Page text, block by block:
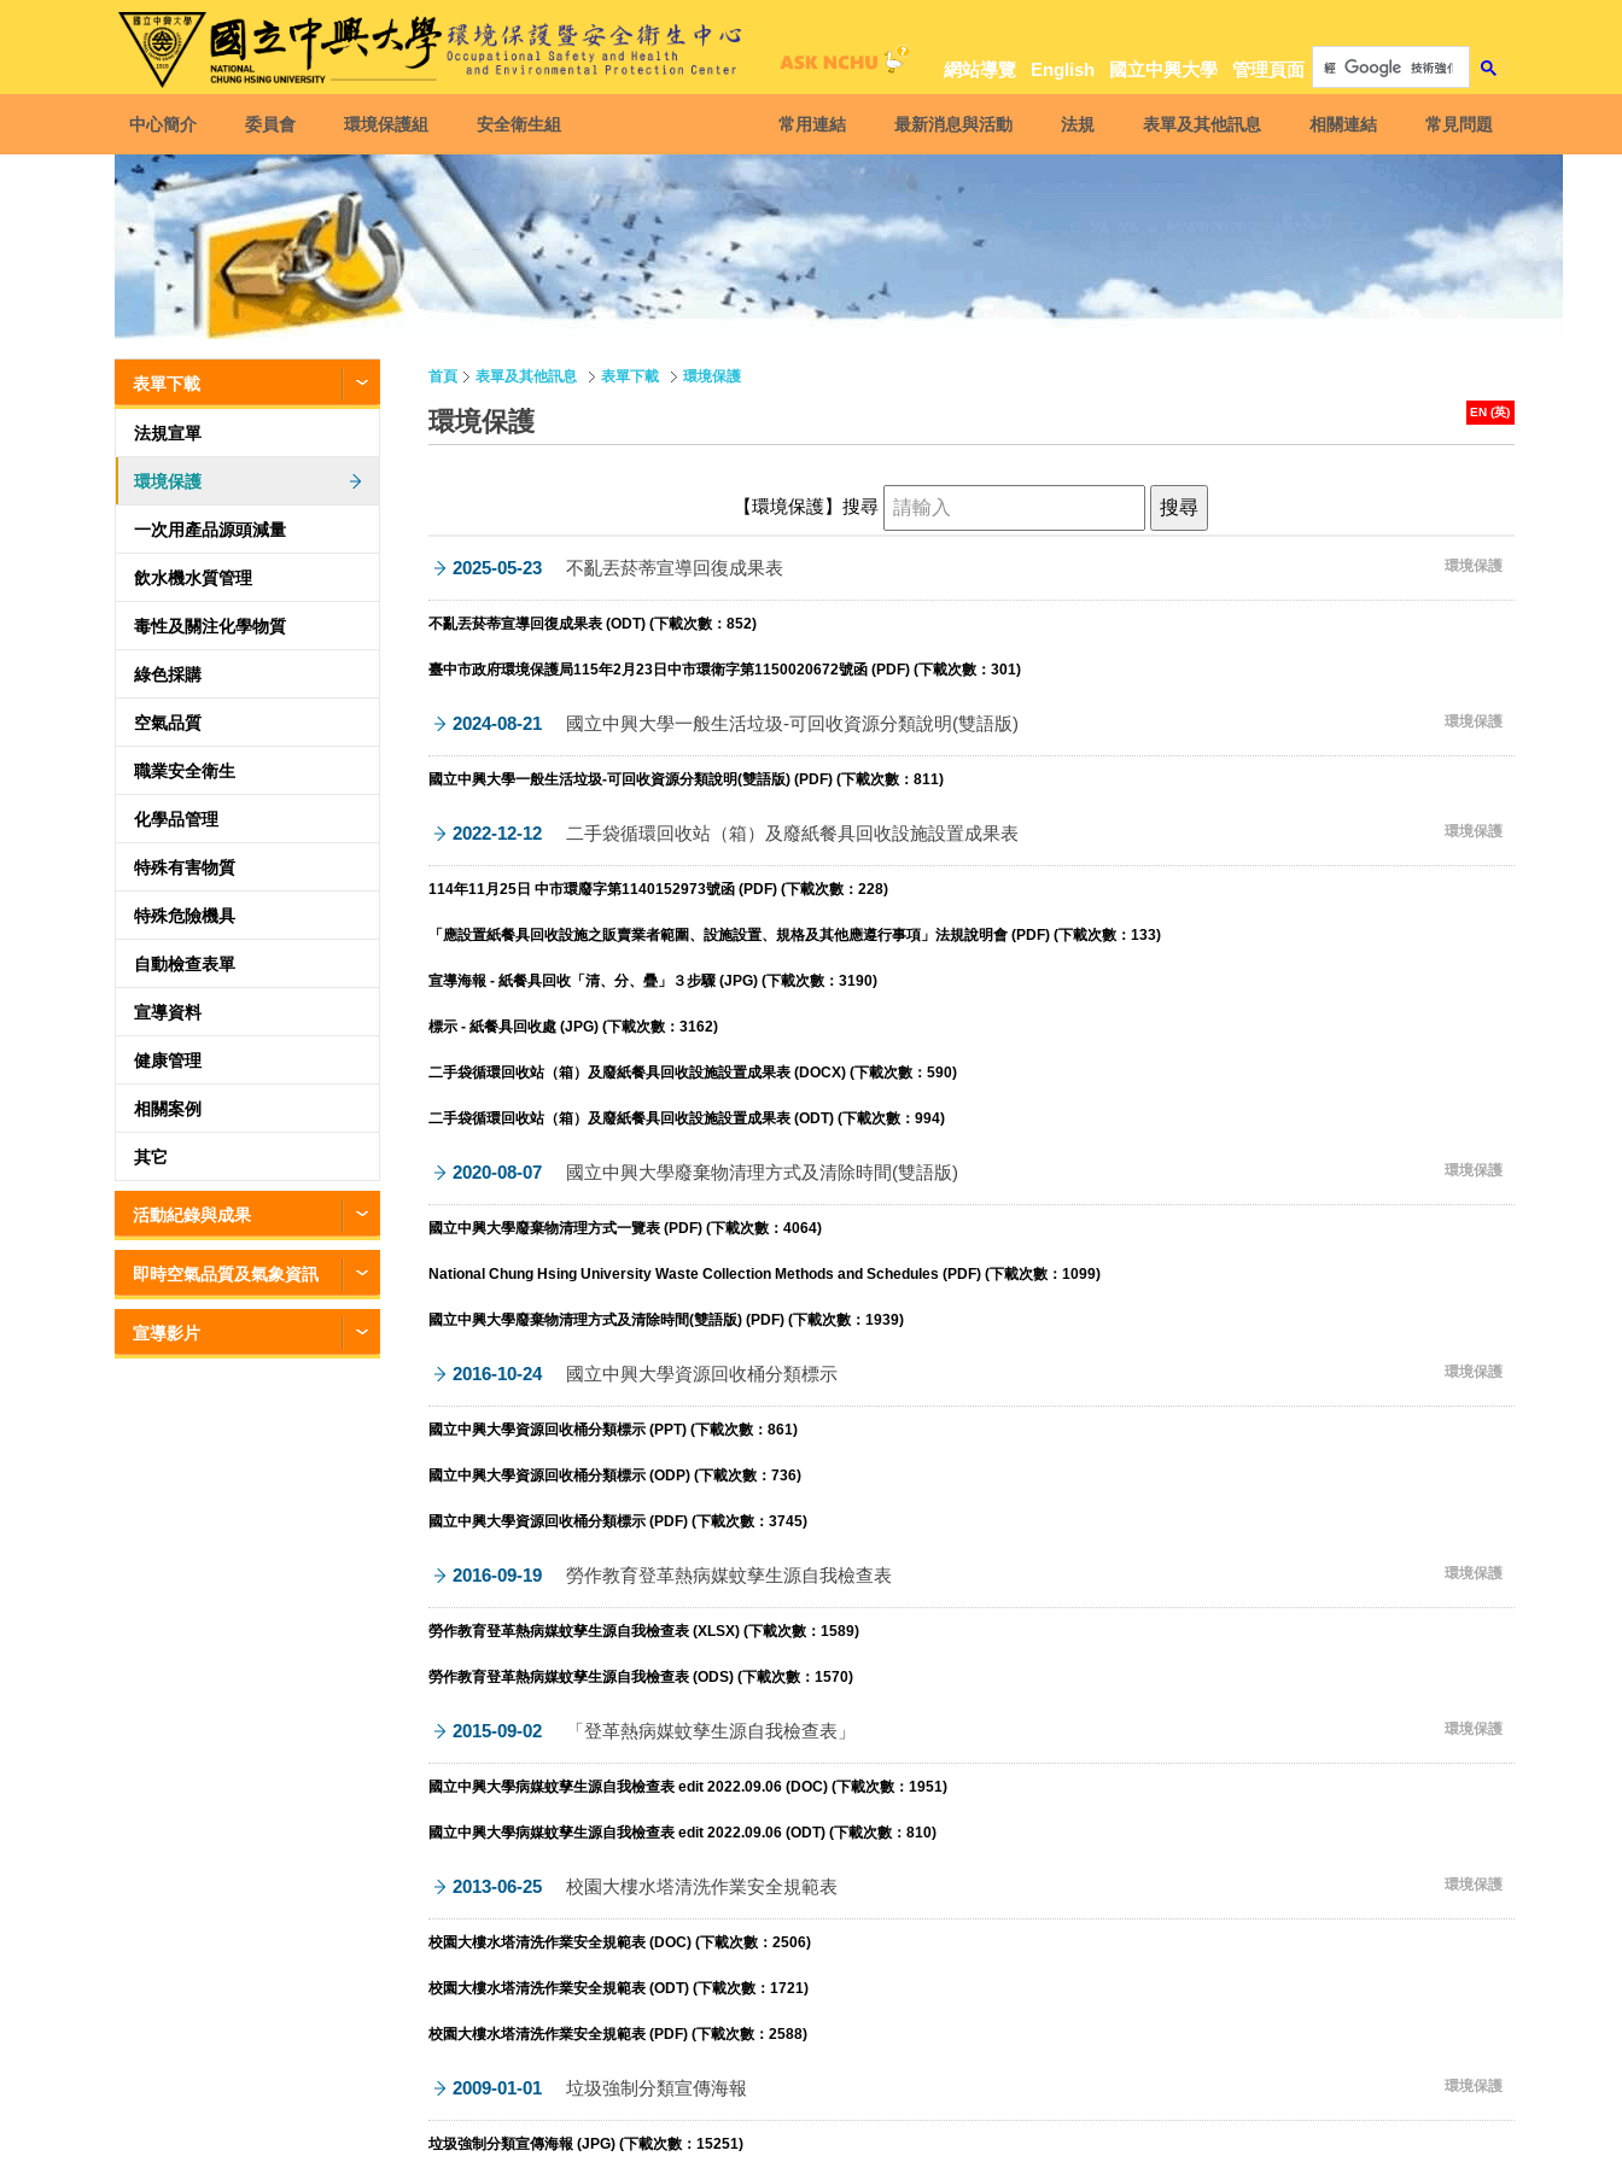
網站導覽 English 國立中興大學 管理頁面
中心簡介 委員會 環境保護組 安全衛生組 常用連結 最新消息與活動 法規 表單及其他訊息 相關連結 常見問題
表單下載
法規宣單
環境保護
一次用產品源頭減量
飲水機水質管理
毒性及關注化學物質
綠色採購
空氣品質
職業安全衛生
化學品管理
特殊有害物質
特殊危險機具
自動檢查表單
宣導資料
健康管理
相關案例
其它
活動紀錄與成果
即時空氣品質及氣象資訊
宣導影片
首頁 表單及其他訊息 表單下載 環境保護
EN (英)
環境保護
【環境保護】 搜尋
2025-05-23 不亂丟菸蒂宣導回復成果表 環境保護
不亂丟菸蒂宣導回復成果表 (ODT) (下載次數：852)
臺中市政府環境保護局115年2月23日中市環衛字第1150020672號函 (PDF) (下載次數：301)
2024-08-21 國立中興大學一般生活垃圾-可回收資源分類說明(雙語版) 環境保護
國立中興大學一般生活垃圾-可回收資源分類說明(雙語版) (PDF) (下載次數：811)
2022-12-12 二手袋循環回收站（箱）及廢紙餐具回收設施設置成果表 環境保護
114年11月25日 中市環廢字第1140152973號函 (PDF) (下載次數：228)
「應設置紙餐具回收設施之販賣業者範圍、設施設置、規格及其他應遵行事項」法規說明會 (PDF) (下載次數：133)
宣導海報 - 紙餐具回收「清、分、疊」３步驟 (JPG) (下載次數：3190)
標示 - 紙餐具回收處 (JPG) (下載次數：3162)
二手袋循環回收站（箱）及廢紙餐具回收設施設置成果表 (DOCX) (下載次數：590)
二手袋循環回收站（箱）及廢紙餐具回收設施設置成果表 (ODT) (下載次數：994)
2020-08-07 國立中興大學廢棄物清理方式及清除時間(雙語版) 環境保護
國立中興大學廢棄物清理方式一覽表 (PDF) (下載次數：4064)
National Chung Hsing University Waste Collection Methods and Schedules (PDF) (下載次數：1099)
國立中興大學廢棄物清理方式及清除時間(雙語版) (PDF) (下載次數：1939)
2016-10-24 國立中興大學資源回收桶分類標示 環境保護
國立中興大學資源回收桶分類標示 (PPT) (下載次數：861)
國立中興大學資源回收桶分類標示 (ODP) (下載次數：736)
國立中興大學資源回收桶分類標示 (PDF) (下載次數：3745)
2016-09-19 勞作教育登革熱病媒蚊孳生源自我檢查表 環境保護
勞作教育登革熱病媒蚊孳生源自我檢查表 (XLSX) (下載次數：1589)
勞作教育登革熱病媒蚊孳生源自我檢查表 (ODS) (下載次數：1570)
2015-09-02 「登革熱病媒蚊孳生源自我檢查表」 環境保護
國立中興大學病媒蚊孳生源自我檢查表 edit 2022.09.06 (DOC) (下載次數：1951)
國立中興大學病媒蚊孳生源自我檢查表 edit 2022.09.06 (ODT) (下載次數：810)
2013-06-25 校園大樓水塔清洗作業安全規範表 環境保護
校園大樓水塔清洗作業安全規範表 (DOC) (下載次數：2506)
校園大樓水塔清洗作業安全規範表 (ODT) (下載次數：1721)
校園大樓水塔清洗作業安全規範表 (PDF) (下載次數：2588)
2009-01-01 垃圾強制分類宣傳海報 環境保護
垃圾強制分類宣傳海報 (JPG) (下載次數：15251)